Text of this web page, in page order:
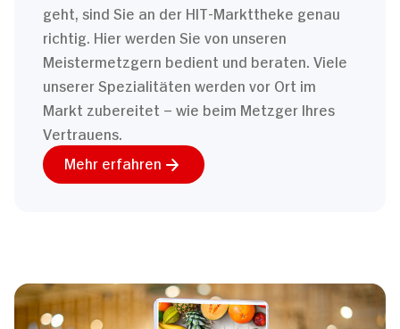
geht, sind Sie an der HIT-Markttheke genau
richtig. Hier werden Sie von unseren
Meistermetzgern bedient und beraten. Viele
unserer Spezialitäten werden vor Ort im
Markt zubereitet – wie beim Metzger Ihres
Vertrauens.
Mehr erfahren